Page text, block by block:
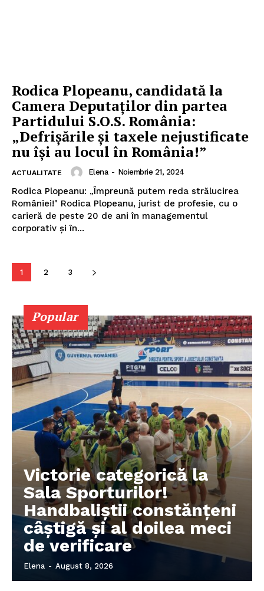
ABONEAZĂ-TE ACUM
StirileMedia.ro
Despre noi
Contactați-ne
Fii reporter
Politica de Confidențialitate
Publicitate
Rodica Plopeanu, candidată la
Camera Deputaților din partea
Partidului S.O.S. România:
„Defrișările și taxele nejustificate
nu își au locul în România!”
ACTUALITATE Elena - Noiembrie 21, 2024
Rodica Plopeanu: „Împreună putem reda strălucirea
României!" Rodica Plopeanu, jurist de profesie, cu o
carieră de peste 20 de ani în managementul
corporativ și în...
1 2 3
Popular
Victorie categorică la
Sala Sporturilor!
Handbaliștii constănțeni
câștigă și al doilea meci
de verificare
Elena - August 8, 2026